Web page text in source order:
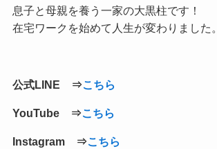
息子と母親を養う一家の大黒柱です！
在宅ワークを始めて人生が変わりました。
公式LINE ⇒こちら
YouTube ⇒こちら
Instagram ⇒こちら